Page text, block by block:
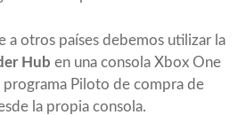
a otros países debemos utilizar la
Hub en una consola Xbox One
programa Piloto de compra de
la propia consola.